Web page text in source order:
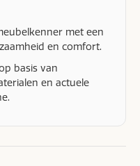
met een
en comfort.
basis van
en actuele